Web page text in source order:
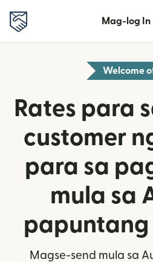
Mag-log In
Welcome
Rates para
customer
para sa
mula sa
papuntang
Magse-send mula sa